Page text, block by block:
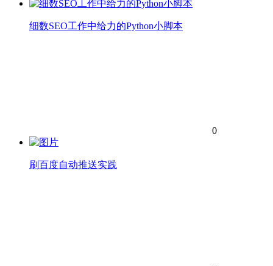
细数SEO工作中给力的Python小脚本
0
刷百度自动推送实践